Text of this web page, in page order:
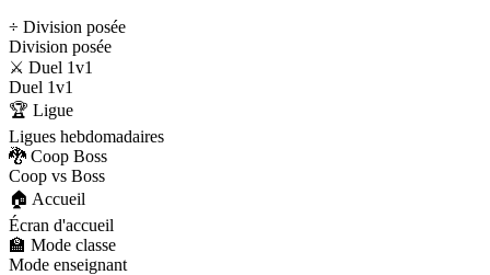
÷ Division posée
Division posée
⚔️ Duel 1v1
Duel 1v1
🏆 Ligue
Ligues hebdomadaires
🐉 Coop Boss
Coop vs Boss
🏠 Accueil
Écran d'accueil
🏫 Mode classe
Mode enseignant